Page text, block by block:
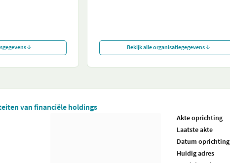
Bekijk alle organisatiegegevens
van financiële holdings
Akte oprichting
Laatste akte
Datum oprichting
Huidig adres